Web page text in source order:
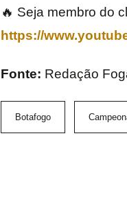
🔥 Seja membro do
https://
Fonte: Redação
Botafogo